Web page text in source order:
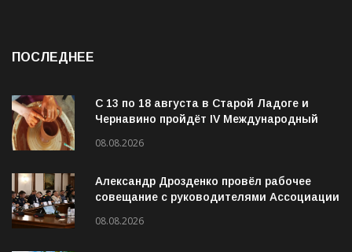
ПОСЛЕДНЕЕ
С 13 по 18 августа в Старой Ладоге и
Чернавино пройдёт IV Международный
08.08.2026
Александр Дрозденко провёл рабочее
совещание с руководителями Ассоциации
08.08.2026